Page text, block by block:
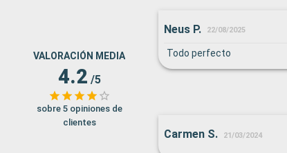
VALORACIÓN MEDIA
4.2 /5
sobre 5 opiniones de
clientes
Neus P. 22/08/2025
Todo perfecto
Carmen S. 21/03/2024